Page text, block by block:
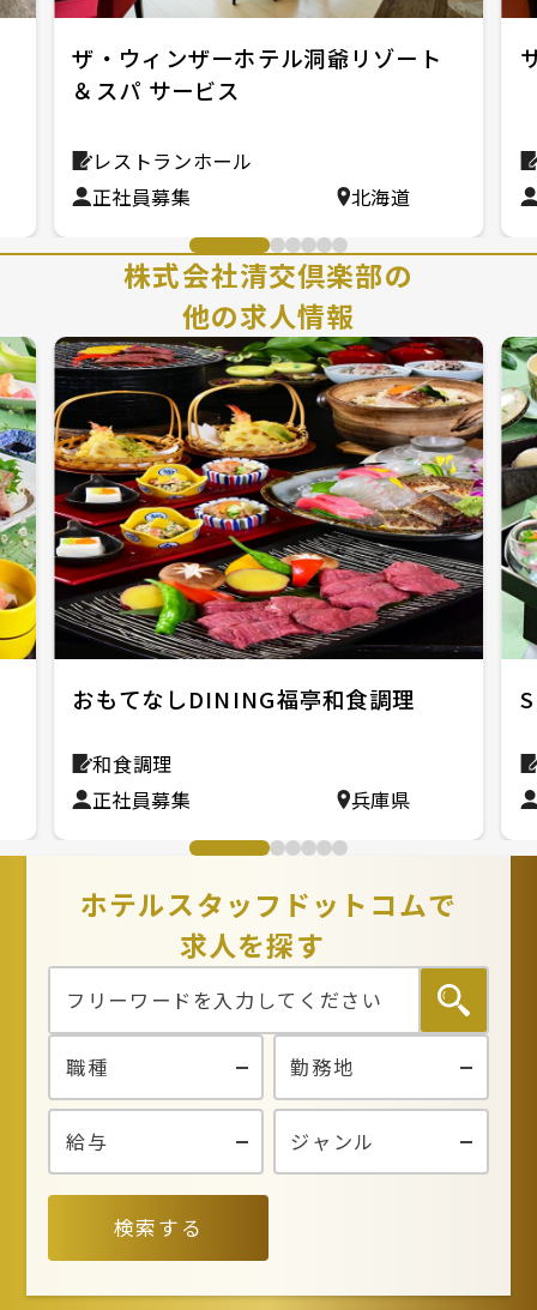
ザ・ウィンザーホテル洞爺リゾート
＆スパ サービス
レストランホール
正社員募集
北海道
株式会社清交倶楽部の
他の求人情報
おもてなしDINING福亭和食調理
和食調理
正社員募集
兵庫県
ホテルスタッフドットコムで
求人を探す
検索する